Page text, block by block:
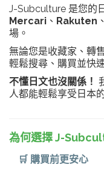
J-Subculture 是您的
Mercari 、 Rakuten 、
場。
無論您是收藏家、轉
輕鬆搜尋、購買並快
不懂日文也沒關係！
人都能輕鬆享受日本
為何選擇 J-
🛒 購買前更安心